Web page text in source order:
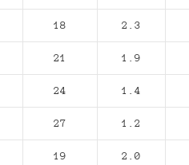
18 2.3
21 1.9
24 1.4
27 1.2
19 2.0